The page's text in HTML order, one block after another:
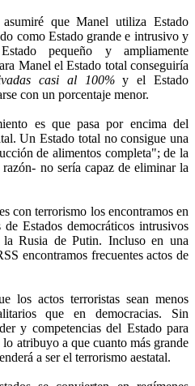
que Manel utiliza Estado
como Estado grande e intrusivo y
pequeño y ampliamente
Manel el Estado total conseguiría
casi al 100%y el Estado
con un porcentaje menor.
es que pasa por encima del
Un Estado total no consigue una
de alimentos completa"; de la
no sería capaz de eliminar la
con terrorismo los encontramos en
Estados democráticos intrusivos
Rusia de Putin. Incluso en una
encontramos frecuentes actos de
los actos terroristas sean menos
que en democracias. Sin
y competencias del Estado para
atribuyo a que cuanto más grande
a ser el terrorismo aestatal.